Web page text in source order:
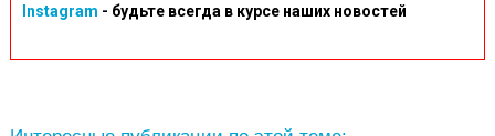
Instagram - будьте всегда в курсе наших новостей